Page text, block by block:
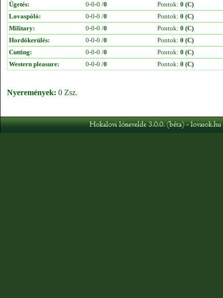
Ügetés:
0-0-0 /0 Pontok: 0 (C)
Lovaspóló:
0-0-0 /0 Pontok: 0 (C)
Military:
0-0-0 /0 Pontok: 0 (C)
Hordókerülés:
0-0-0 /0 Pontok: 0 (C)
Cutting:
0-0-0 /0 Pontok: 0 (C)
Western pleasure:
0-0-0 /0 Pontok: 0 (C)
Nyeremények: 0 Zsz.